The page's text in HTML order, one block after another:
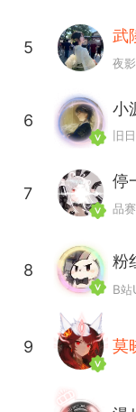
大人
Lv.8
卖挂
禁止发布
单机辅助引流
作弊模组的发布
作弊模组在联机
环境，中文网特
72
Lv.8
5
武
夜
6
小
7
停
品
8 粉
B站
9 莫